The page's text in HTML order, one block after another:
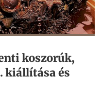
koszorúk,
kiállítása és